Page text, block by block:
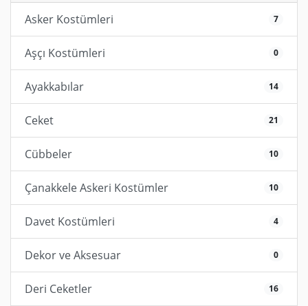
Asker Kostümleri 7
Aşçı Kostümleri 0
Ayakkabılar 14
Ceket 21
Cübbeler 10
Çanakkele Askeri Kostümler 10
Davet Kostümleri 4
Dekor ve Aksesuar 0
Deri Ceketler 16